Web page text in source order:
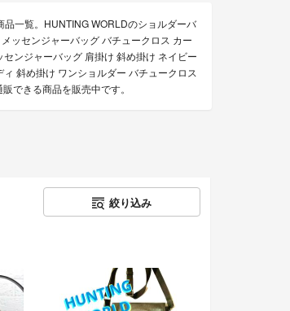
一覧。HUNTING WORLDのショルダーバ
ッセンジャーバッグ バチュークロス カー
ンジャーバッグ 肩掛け 斜め掛け ネイビー
斜め掛け ワンショルダー バチュークロス
できる商品を販売中です。
絞り込み